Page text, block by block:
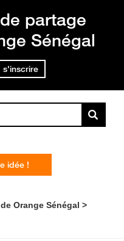
partage
Sénégal
s'inscrire
idée !
Orange Sénégal